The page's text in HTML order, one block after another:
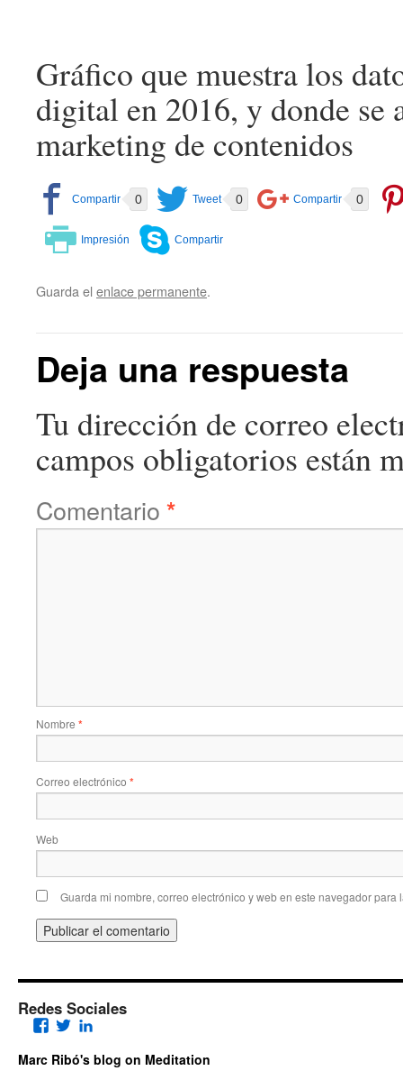
Gráfico que muestra los
digital en 2016, y donde se
marketing de contenidos
0 0 0
Guarda el enlace permanente.
Deja una respuesta
Tu dirección de correo
campos obligatorios están
Comentario *
Nombre *
Correo electrónico *
Web
Guarda mi nombre, correo electrónico y web en este navegador para
Redes Sociales
Facebook
Twitter
Marc Ribó's blog on Meditation